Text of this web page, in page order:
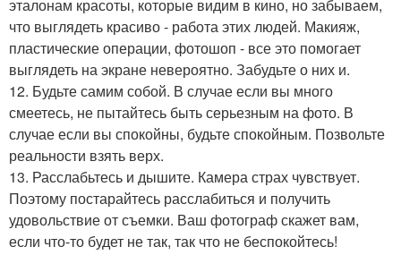
эталонам красоты, которые видим в кино, но забываем,
что выглядеть красиво - работа этих людей. Макияж,
пластические операции, фотошоп - все это помогает
выглядеть на экране невероятно. Забудьте о них и.
12. Будьте самим собой. В случае если вы много
смеетесь, не пытайтесь быть серьезным на фото. В
случае если вы спокойны, будьте спокойным. Позвольте
реальности взять верх.
13. Расслабьтесь и дышите. Камера страх чувствует.
Поэтому постарайтесь расслабиться и получить
удовольствие от съемки. Ваш фотограф скажет вам,
если что-то будет не так, так что не беспокойтесь!